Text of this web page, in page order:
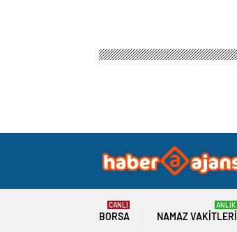
BORSA
CANLI
NAMAZ VAKITLERI
ANLIK